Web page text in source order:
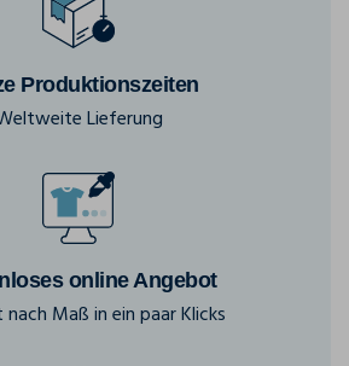
Produktionszeiten
Lieferung
online Angebot
Maß in ein paar Klicks